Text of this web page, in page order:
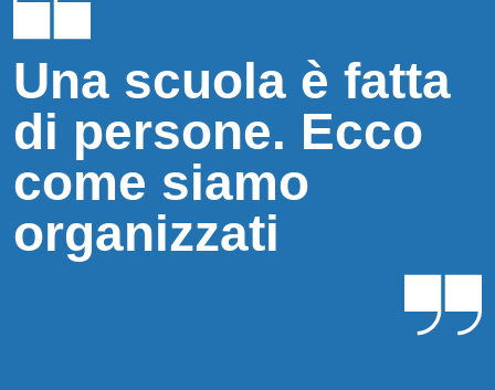
Una scuola è fatta
di persone. Ecco
come siamo
organizzati